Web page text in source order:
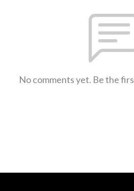
No comments yet. Be the